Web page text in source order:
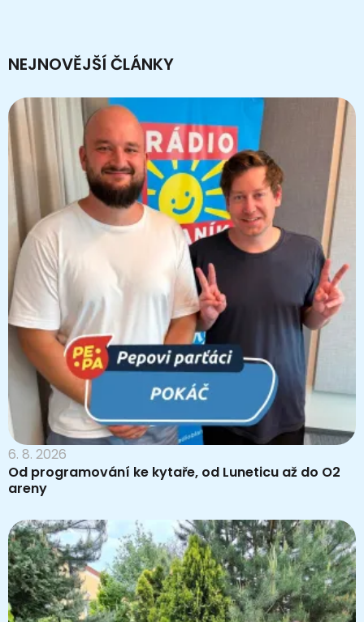
NEJNOVĚJŠÍ ČLÁNKY
6. 8. 2026
Od programování ke kytaře, od Luneticu až do O2
areny